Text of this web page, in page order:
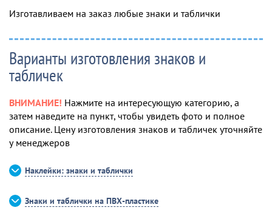
Изготавливаем на заказ любые знаки и таблички
Варианты изготовления знаков и
табличек
ВНИМАНИЕ! Нажмите на интересующую категорию, а
затем наведите на пункт, чтобы увидеть фото и полное
описание. Цену изготовления знаков и табличек уточняйте
у менеджеров
Наклейки: знаки и таблички
Знаки и таблички на ПВХ-пластике